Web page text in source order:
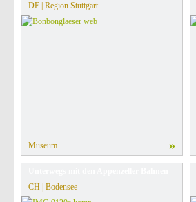
DE | Region Stuttgart
Museum »
CH | Bodensee